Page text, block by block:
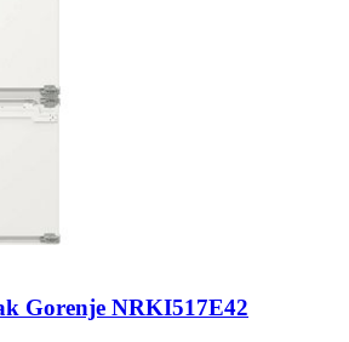
Gorenje NRKI517E42